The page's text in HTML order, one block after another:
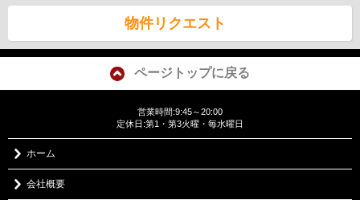
物件リクエスト
ページトップに戻る
営業時間:9:45～20:00
定休日:第1・第3火曜・毎水曜日
ホーム
会社概要